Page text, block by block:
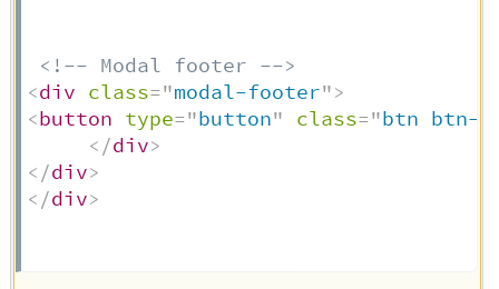
<!-- Modal footer -->
<div class="modal-footer">
<button type="button" class="btn btn-
</div>
</div>
</div>